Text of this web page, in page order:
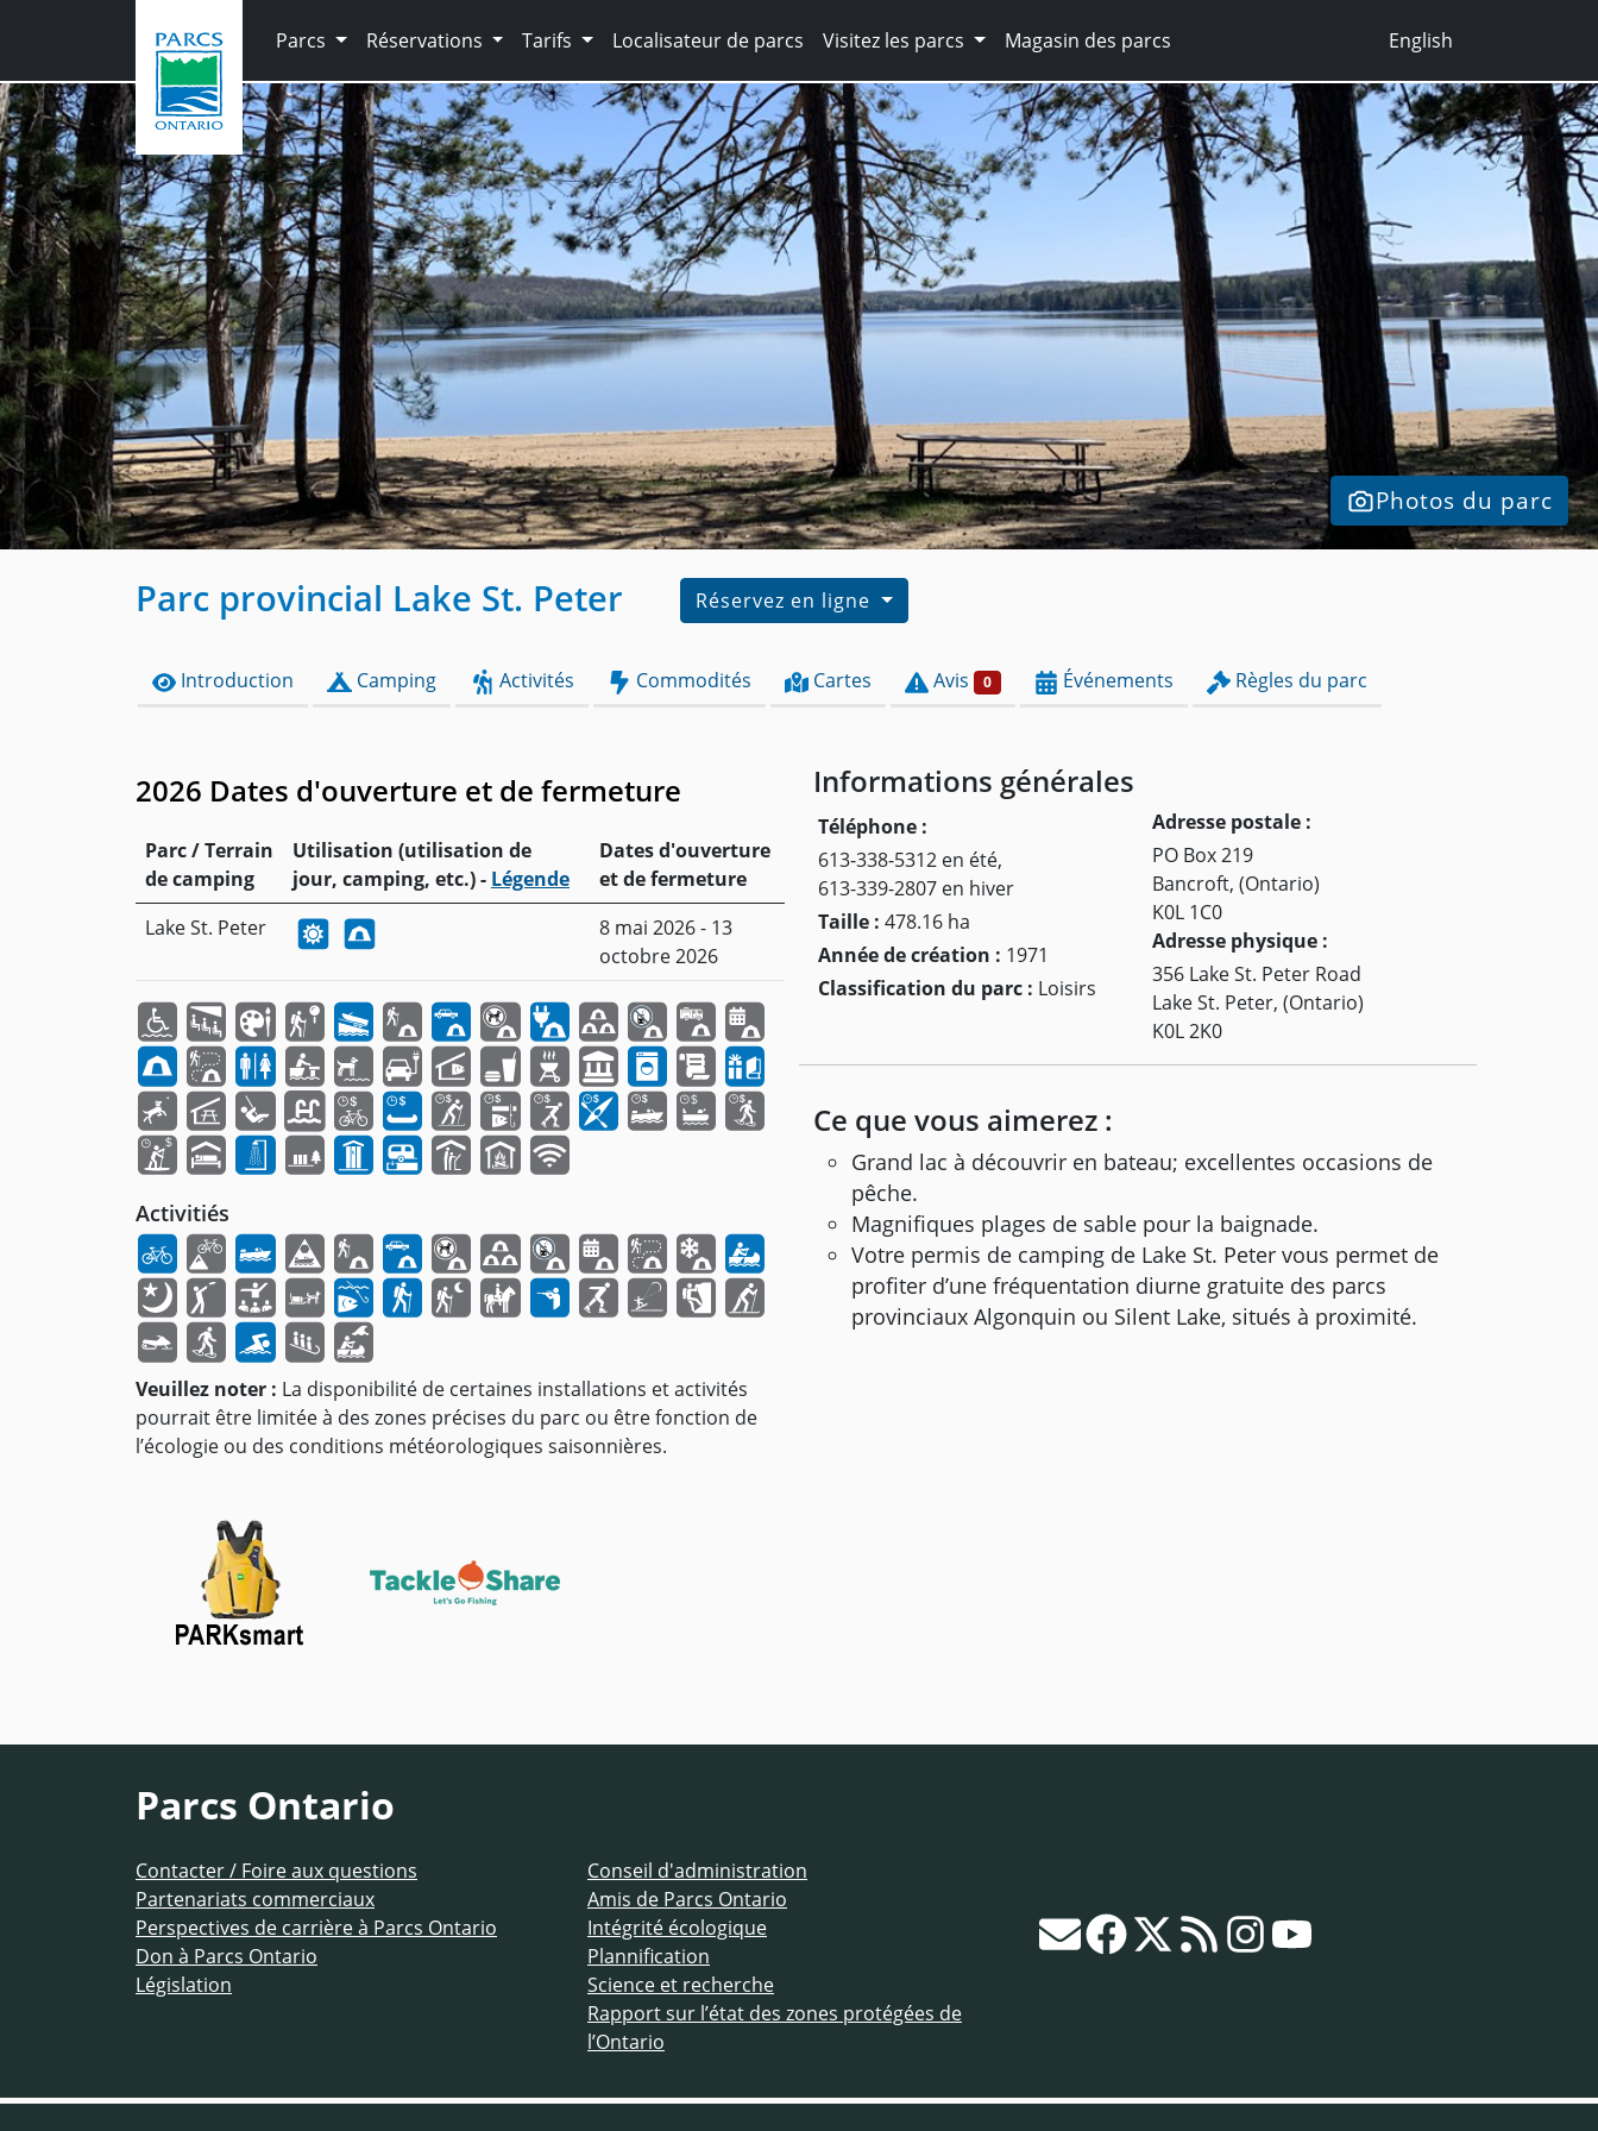
Parcs
Réservations Tarifs Localisateur de parcs Visitez les parcs Magasin des parcs English
Photos du parc
Parc provincial Lake St. Peter Réservez en ligne
Introduction Camping Activités Commodités Cartes Avis 0 Événements Règles du parc
2026 Dates d'ouverture et de fermeture
Parc / Terrain
de camping
Utilisation (utilisation de
jour, camping, etc.) - Légende
Dates d'ouverture
et de fermeture
Lake St. Peter
8 mai 2026 - 13
octobre 2026
Activitiés
Veuillez noter : La disponibilité de certaines installations et activités
pourrait être limitée à des zones précises du parc ou être fonction de
l’écologie ou des conditions météorologiques saisonnières.
Informations générales
Téléphone :
613-338-5312 en été,
613-339-2807 en hiver
Taille : 478.16 ha
Année de création : 1971
Classification du parc : Loisirs
Adresse postale :
PO Box 219
Bancroft, (Ontario)
K0L 1C0
Adresse physique :
356 Lake St. Peter Road
Lake St. Peter, (Ontario)
K0L 2K0
Ce que vous aimerez :
Grand lac à découvrir en bateau; excellentes occasions de
pêche.
Magnifiques plages de sable pour la baignade.
Votre permis de camping de Lake St. Peter vous permet de
profiter d’une fréquentation diurne gratuite des parcs
provinciaux Algonquin ou Silent Lake, situés à proximité.
Parcs Ontario
Contacter / Foire aux questions
Partenariats commerciaux
Perspectives de carrière à Parcs Ontario
Don à Parcs Ontario
Législation
Conseil d'administration
Amis de Parcs Ontario
Intégrité écologique
Plannification
Science et recherche
Rapport sur l’état des zones protégées de
l’Ontario